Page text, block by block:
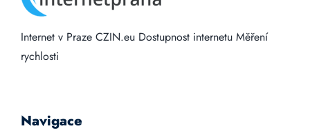
Internet v Praze CZIN.eu Dostupnost internetu Měření
rychlosti
Navigace